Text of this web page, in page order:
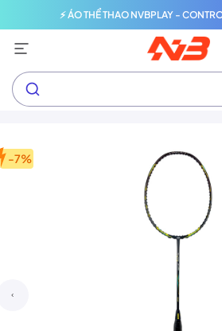
⚡ ÁO THỂ THAO NVBPLAY -
-7%